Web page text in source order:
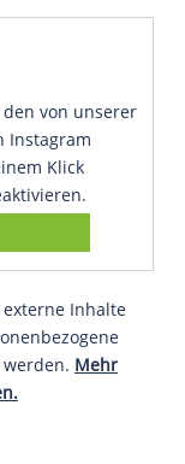
von unserer
Instagram
Klick
Inhalte
Mehr